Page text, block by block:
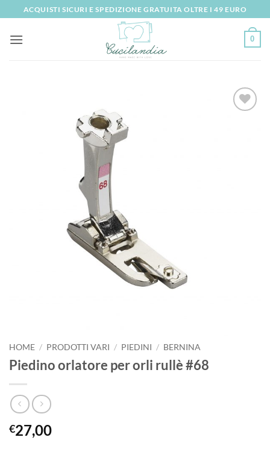
ai
contenuti
ACQUISTI SICURI E SPEDIZIONE GRATUITA OLTRE I 49 EURO
0
HOME / PRODOTTI VARI / PIEDINI / BERNINA
Piedino orlatore per orli rullè #68
€27,00